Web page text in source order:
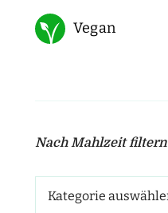
Vegan
Nach Mahlzeit filtern